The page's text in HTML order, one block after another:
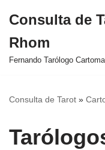
para
o
Consulta de
Rhom
Fernando Tarólogo
Consulta de Tarot »